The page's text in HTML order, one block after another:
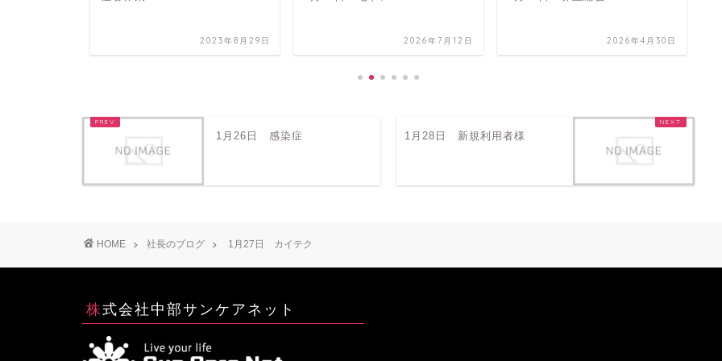
2023年8月29日 2026年7月12日 2026年4月30日
1月26日 感染症 1月28日 新規利用者様
HOME 社長のブログ 1月27日 カイテク
株式会社中部サンケアネット